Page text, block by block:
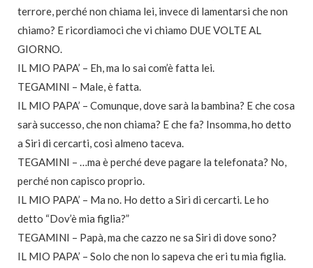
terrore, perché non chiama lei, invece di lamentarsi che non
chiamo? E ricordiamoci che vi chiamo DUE VOLTE AL
GIORNO.
IL MIO PAPA’ – Eh, ma lo sai com’è fatta lei.
TEGAMINI – Male, è fatta.
IL MIO PAPA’ – Comunque, dove sarà la bambina? E che cosa
sarà successo, che non chiama? E che fa? Insomma, ho detto
a Siri di cercarti, così almeno taceva.
TEGAMINI – …ma è perché deve pagare la telefonata? No,
perché non capisco proprio.
IL MIO PAPA’ – Ma no. Ho detto a Siri di cercarti. Le ho
detto “Dov’è mia figlia?”
TEGAMINI – Papà, ma che cazzo ne sa Siri di dove sono?
IL MIO PAPA’ – Solo che non lo sapeva che eri tu mia figlia.